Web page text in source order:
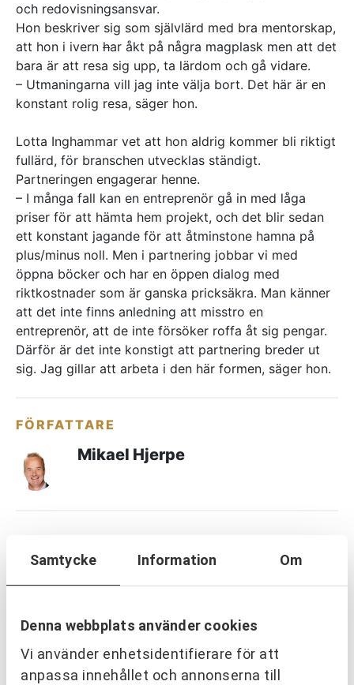
Samtycke Information Om
Denna webbplats använder cookies
Vi använder enhetsidentifierare för att
anpassa innehållet och annonserna till
och redovisningsansvar.
Hon beskriver sig som självlärd med bra mentorskap,
att hon i ivern har åkt på några magplask men att det
bara är att resa sig upp, ta lärdom och gå vidare.
– Utmaningarna vill jag inte välja bort. Det här är en
konstant rolig resa, säger hon.
Lotta Inghammar vet att hon aldrig kommer bli riktigt
fullärd, för branschen utvecklas ständigt.
Partneringen engagerar henne.
– I många fall kan en entreprenör gå in med låga
priser för att hämta hem projekt, och det blir sedan
ett konstant jagande för att åtminstone hamna på
plus/minus noll. Men i partnering jobbar vi med
öppna böcker och har en öppen dialog med
riktkostnader som är ganska pricksäkra. Man känner
att det inte finns anledning att misstro en
entreprenör, att de inte försöker roffa åt sig pengar.
Därför är det inte konstigt att partnering breder ut
sig. Jag gillar att arbeta i den här formen, säger hon.
FÖRFATTARE
Mikael Hjerpe
LÄS MER INOM:
PARTNERING & SAMVERKAN TEAM & LEDARSKAP